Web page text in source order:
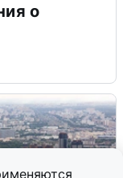
о